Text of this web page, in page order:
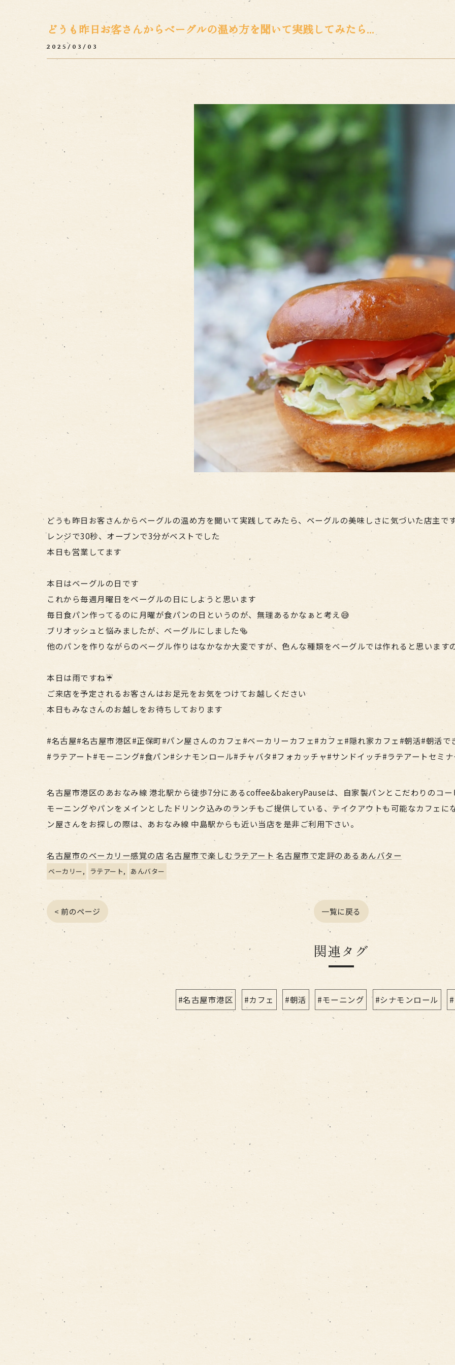
どうも昨日お客さんからベーグルの温め方を聞いて実践してみたら...
2025/03/03
どうも昨日お客さんからベーグルの温め方を聞いて実践してみたら、ベーグルの美味しさに気づいた店主で
レンジで30秒、オーブンで3分がベストでした
本日も営業してます
本日はベーグルの日です
これから毎週月曜日をベーグルの日にしようと思います
毎日食パン作ってるのに月曜が食パンの日というのが、無理あるかなぁと考え😅
ブリオッシュと悩みましたが、ベーグルにしました🥯
他のパンを作りながらのベーグル作りはなかなか大変ですが、色んな種類をベーグルでは作れると思います
本日は雨ですね☔
ご来店を予定されるお客さんはお足元をお気をつけてお越しください
本日もみなさんのお越しをお待ちしております
#名古屋#名古屋市港区#正保町#パン屋さんのカフェ#ベーカリーカフェ#カフェ#隠れ家カフェ#朝活#朝活
#ラテアート#モーニング#食パン#シナモンロール#チャバタ#フォカッチャ#サンドイッチ#ラテアートセミ
名古屋市港区のあおなみ線 港北駅から徒歩7分にあるcoffee&bakeryPauseは、自家製パンとこだわりのコ
モーニングやパンをメインとしたドリンク込みのランチもご提供している、テイクアウトも可能なカフェに
ン屋さんをお探しの際は、あおなみ線 中島駅からも近い当店を是非ご利用下さい。
名古屋市のベーカリー感覚の店 名古屋市で楽しむラテアート 名古屋市で定評のあるあんバター
ベーカリー ラテアート あんバター
< 前のページ 一覧に戻る
関連タグ
#名古屋市港区 #カフェ #朝活 #モーニング #シナモンロール